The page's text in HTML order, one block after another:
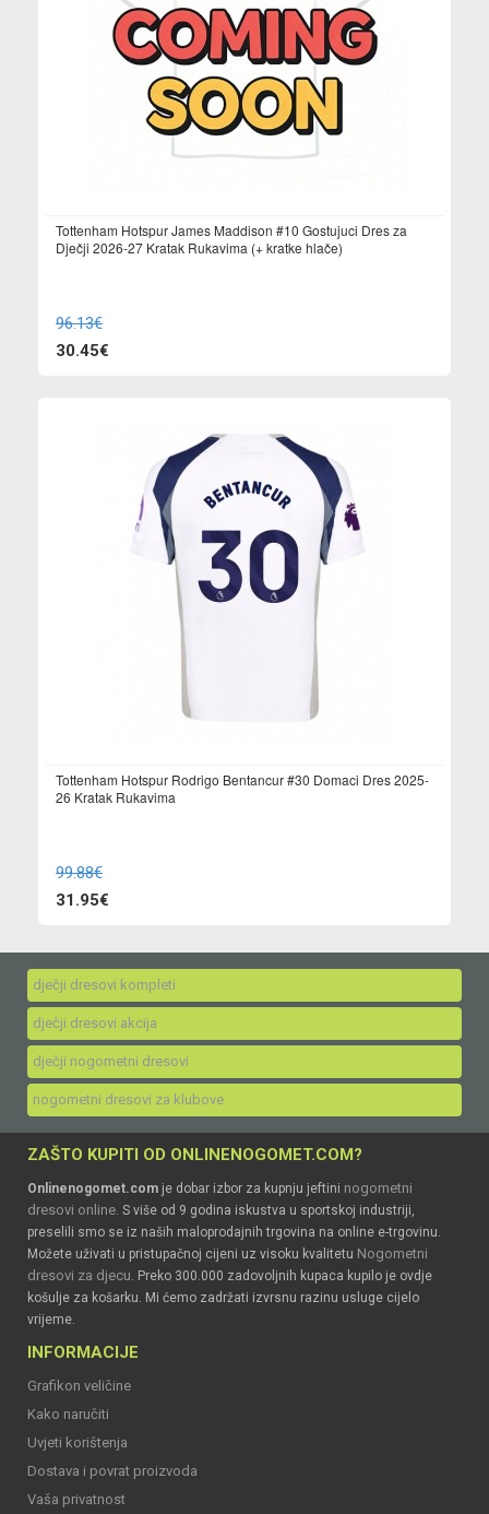
Tottenham Hotspur James Maddison #10 Gostujuci Dres za
Dječji 2026-27 Kratak Rukavima (+ kratke hlače)
96.13€
30.45€
Tottenham Hotspur Rodrigo Bentancur #30 Domaci Dres 2025-
26 Kratak Rukavima
99.88€
31.95€
dječji dresovi kompleti
dječji dresovi akcija
dječji nogometni dresovi
nogometni dresovi za klubove
ZAŠTO KUPITI OD ONLINENOGOMET.COM?
Onlinenogomet.com je dobar izbor za kupnju jeftini nogometni
dresovi online. S više od 9 godina iskustva u sportskoj industriji,
preselili smo se iz naših maloprodajnih trgovina na online e-trgovinu.
Možete uživati u pristupačnoj cijeni uz visoku kvalitetu Nogometni
dresovi za djecu. Preko 300.000 zadovoljnih kupaca kupilo je ovdje
košulje za košarku. Mi ćemo zadržati izvrsnu razinu usluge cijelo
vrijeme.
INFORMACIJE
Grafikon veličine
Kako naručiti
Uvjeti korištenja
Dostava i povrat proizvoda
Vaša privatnost